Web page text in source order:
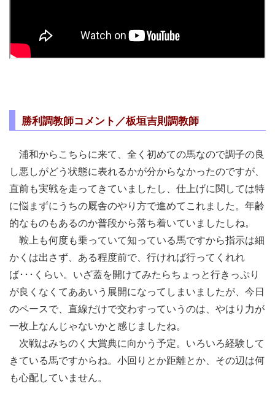
勝利調教師コメント／板垣吉則調教師
浦和からこちらに来て、全く初めての馬なので調子の良
し悪しがどう状態に表れるかが分からなかったのですが、
直前も実戦を走ってきていましたし、仕上げに関しては特
に悩まずにうちの厩舎のやり方で進めてこれました。年齢
的なものもあるのか普段から落ち着いていましたしね。
鞍上も何度も乗っていて知っている馬ですから指示は細
かくは出さず、ある程度前で、行ければ行ってくれれ
ば･･･くらい。いざ蓋を開けてみたらちょっと行きっぷり
が良くなくてああいう展開になってしまいましたが、今日
のペースで、直線だけで交わすっていうのは、やはり力が
一枚上なんじゃないかと感じましたね。
次戦はみちのく大賞典に向かう予定。いろいろ経験して
きている馬ですからね。小回りとか距離とか、その辺は何
も心配していません。